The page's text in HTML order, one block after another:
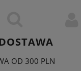
OD 300 PLN